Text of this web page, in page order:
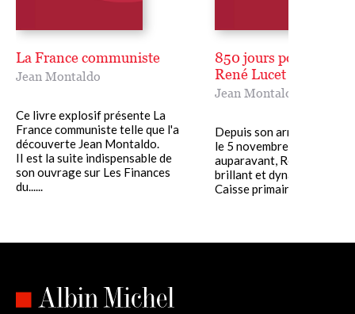
La France communiste
Jean Montaldo
Ce livre explosif présente La
France communiste telle que l'a
découverte Jean Montaldo.
II est la suite indispensable de
son ouvrage sur Les Finances
du......
850 jours pour abattre
René Lucet
Jean Montaldo
Depuis son arrivée à
le 5 novembre 1979, 850
auparavant, René Lucet,
brillant et dynamique de la
Caisse primaire centrale......